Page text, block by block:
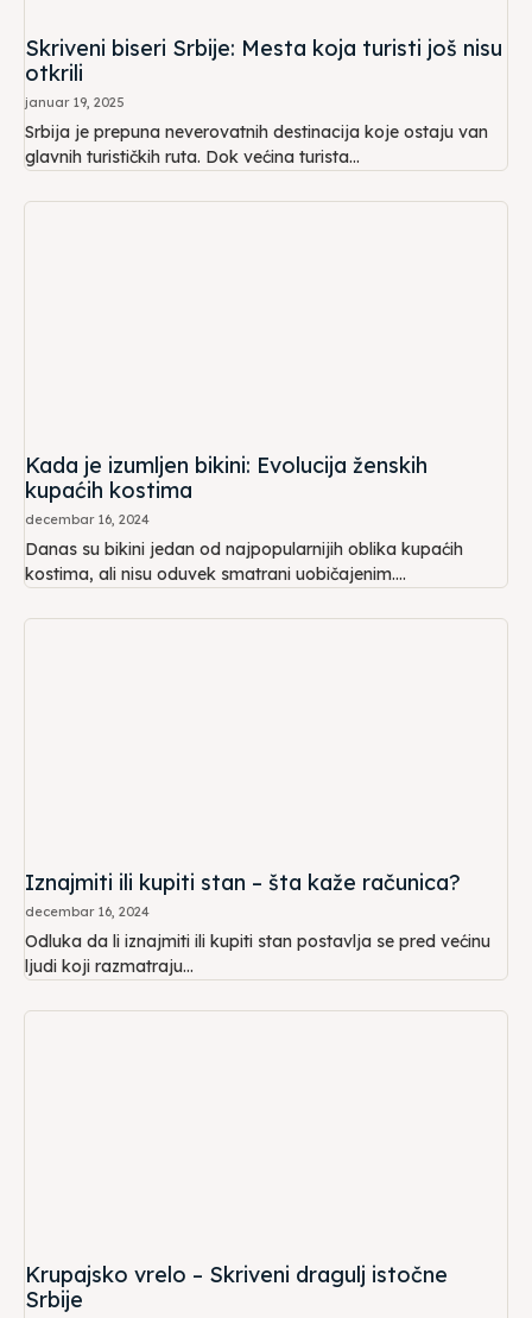
Skriveni biseri Srbije: Mesta koja turisti još nisu
otkrili
januar 19, 2025
Srbija je prepuna neverovatnih destinacija koje ostaju van
glavnih turističkih ruta. Dok većina turista...
Kada je izumljen bikini: Evolucija ženskih
kupaćih kostima
decembar 16, 2024
Danas su bikini jedan od najpopularnijih oblika kupaćih
kostima, ali nisu oduvek smatrani uobičajenim....
Iznajmiti ili kupiti stan – šta kaže računica?
decembar 16, 2024
Odluka da li iznajmiti ili kupiti stan postavlja se pred većinu
ljudi koji razmatraju...
Krupajsko vrelo – Skriveni dragulj istočne
Srbije